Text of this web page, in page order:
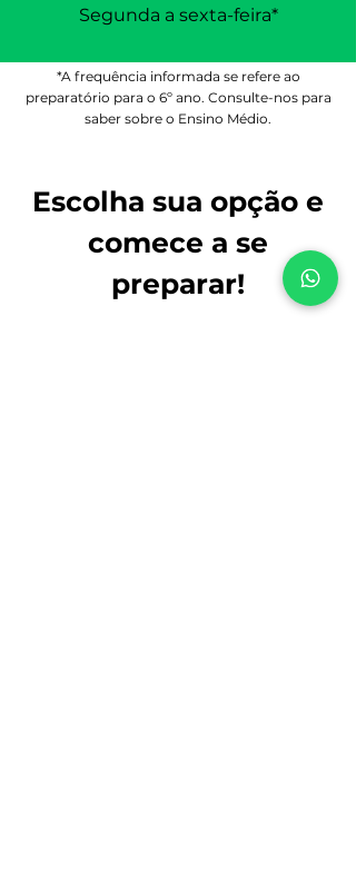
Segunda a sexta-feira*
*A frequência informada se refere ao
preparatório para o 6º ano. Consulte-nos para
saber sobre o Ensino Médio.
Escolha sua opção e
comece a se
preparar!